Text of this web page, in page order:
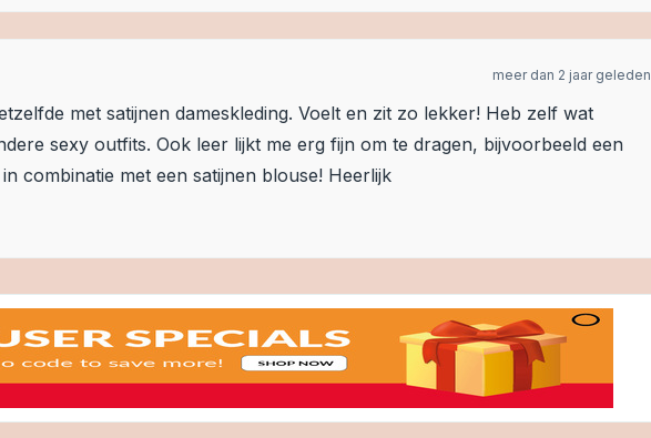
meer dan 2 jaar geleden
met satijnen dameskleding. Voelt en zit zo lekker! Heb zelf wat
sexy outfits. Ook leer lijkt me erg fijn om te dragen, bijvoorbeeld een
combinatie met een satijnen blouse! Heerlijk